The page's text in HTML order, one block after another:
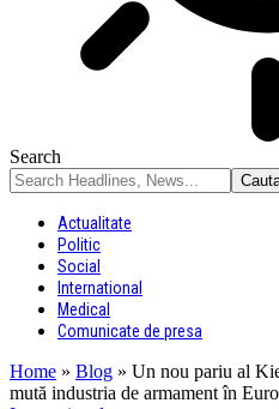
Search
Actualitate
Politic
Social
International
Medical
Comunicate de presa
Home » Blog » Un nou pariu al
mută industria de armament în